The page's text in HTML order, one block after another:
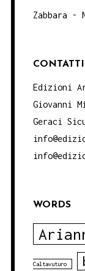
Zabbara -
CONTATTI
Edizioni
Giovanni
Geraci
WORDS
Caltavuturo